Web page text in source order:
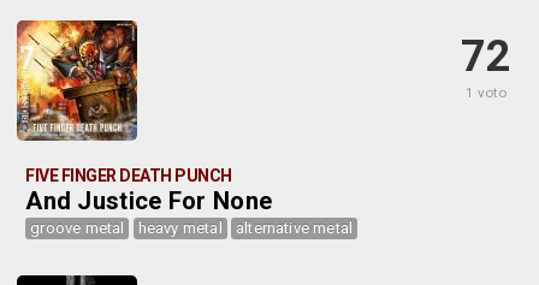
72
1 voto
FIVE FINGER DEATH PUNCH
And Justice For None
groove metal heavy metal alternative metal